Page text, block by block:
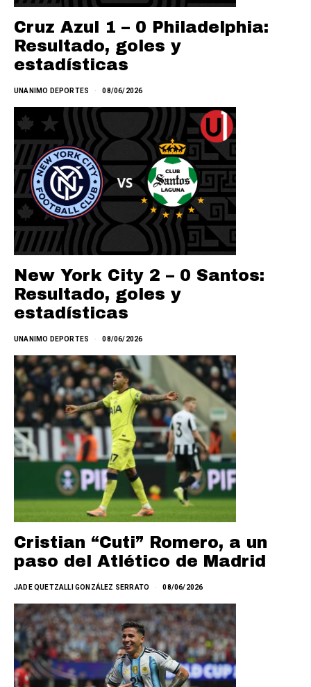
Cruz Azul 1 – 0 Philadelphia:
Resultado, goles y
estadísticas
UNANIMO DEPORTES 08/06/2026
New York City 2 – 0 Santos:
Resultado, goles y
estadísticas
UNANIMO DEPORTES 08/06/2026
Cristian “Cuti” Romero, a un
paso del Atlético de Madrid
JADE QUETZALLI GONZÁLEZ SERRATO 08/06/2026